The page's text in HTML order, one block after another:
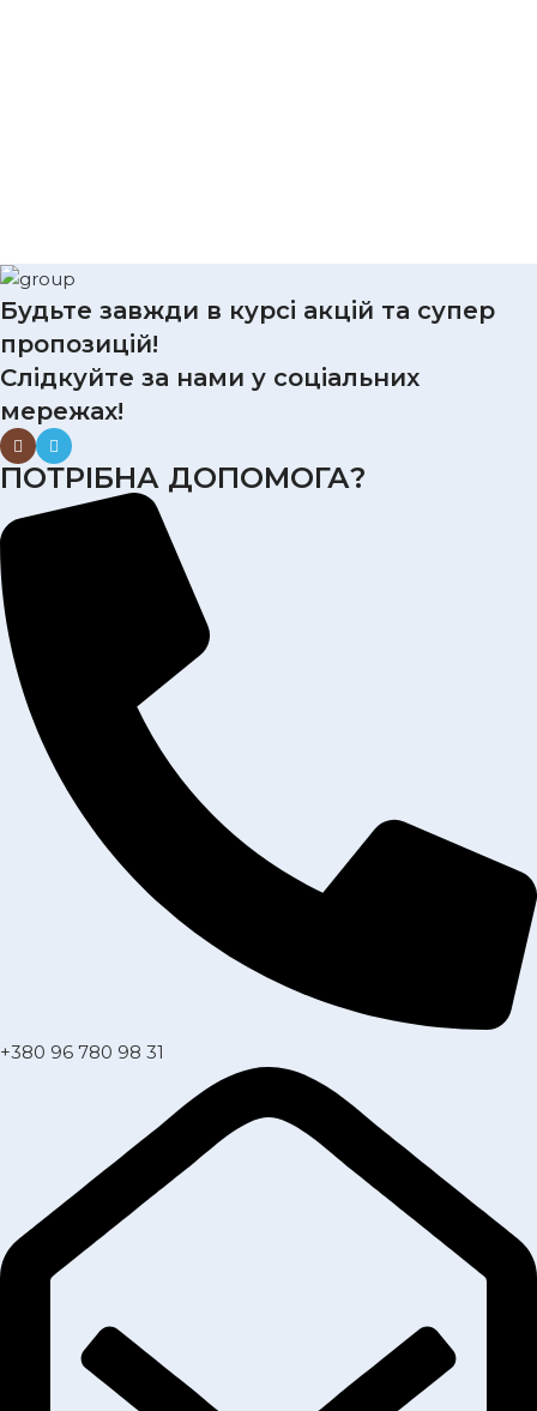
Будьте завжди в курсі акцій та супер
пропозицій!
Слідкуйте за нами у соціальних
мережах!
ПОТРІБНА ДОПОМОГА?
+380 96 780 98 31